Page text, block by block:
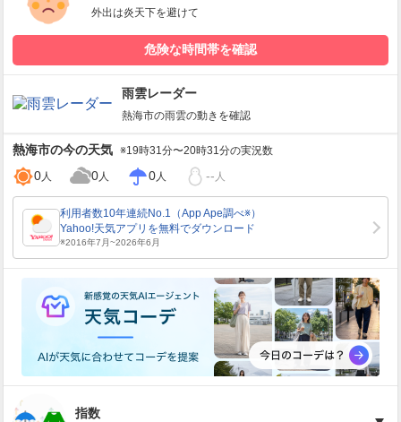
外出は炎天下を避けて
危険な時間帯を確認
雨雲レーダー
熱海市の雨雲の動きを確認
熱海市の今の天気 ※19時31分〜20時31分の実況数
0人 0人 0人 -- 人
指数